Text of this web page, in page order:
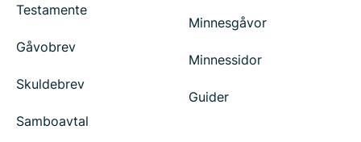
Testamente
Gåvobrev
Skuldebrev
Samboavtal
Minnesgåvor
Minnessidor
Guider